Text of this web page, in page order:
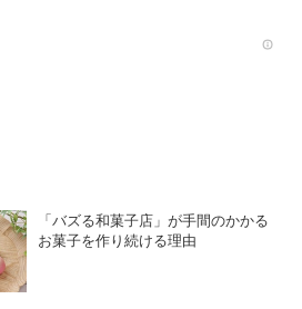
「バズる和菓子店」が手間のかかる
お菓子を作り続ける理由